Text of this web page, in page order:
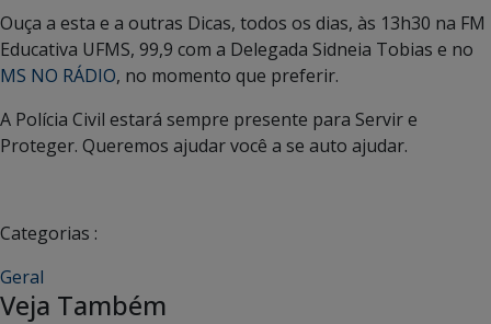
Ouça a esta e a outras Dicas, todos os dias, às 13h30 na FM
Educativa UFMS, 99,9 com a Delegada Sidneia Tobias e no
MS NO RÁDIO, no momento que preferir.
A Polícia Civil estará sempre presente para Servir e
Proteger. Queremos ajudar você a se auto ajudar.
Categorias :
Geral
Veja Também